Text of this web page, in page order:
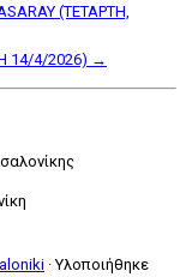
(ΤΕΤΑΡΤΗ,
14/4/2026) →
·Υλοποιήθηκε